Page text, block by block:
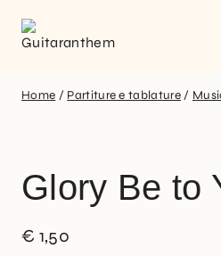
Home / Partiture e tablature /
Glory Be to
€ 1,50